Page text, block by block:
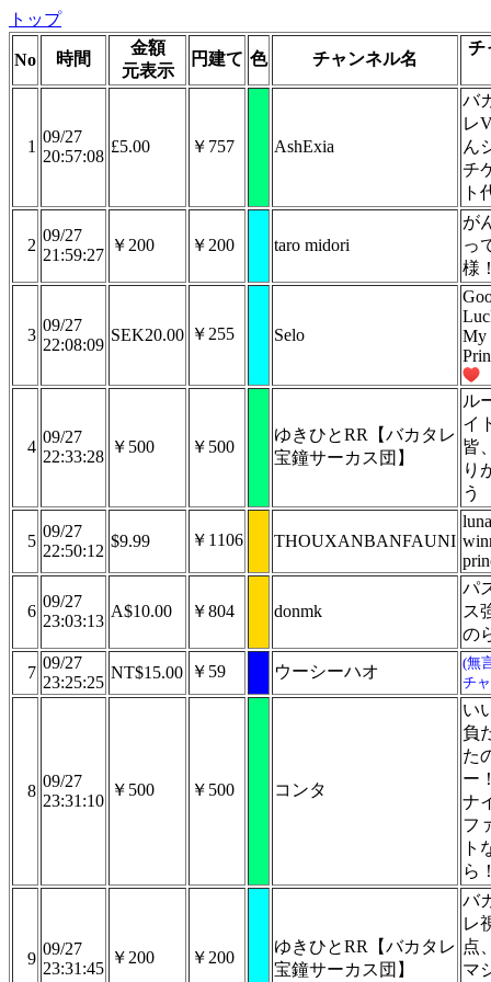
トップ
No 時間
金額
元表示
円建て 色 チャンネル名
チ
1
09/27
20:57:08
£5.00 ￥757 AshExia
バ
レ
ん
チ
ト
2
09/27
21:59:27
￥200 ￥200 taro midori
が
っ
様
3
09/27
22:08:09
SEK20.00 ￥255 Selo
My
4
09/27
22:33:28
￥500 ￥500
ゆきひとRR【バカタレ
宝鐘サーカス団】
ル
イ
皆
り
う
5
09/27
22:50:12
$9.99 ￥1106 THOUXANBANFAUNI
luna
6
09/27
23:03:13
A$10.00 ￥804 donmk
パ
ス
の
7
09/27
23:25:25
NT$15.00 ￥59 ウーシーハオ
(無
チ
8
09/27
23:31:10
￥500 ￥500 コンタ
い
負
た
ナ
フ
ト
ら
9
09/27
23:31:45
￥200 ￥200
ゆきひとRR【バカタレ
宝鐘サーカス団】
バ
レ
点
マ